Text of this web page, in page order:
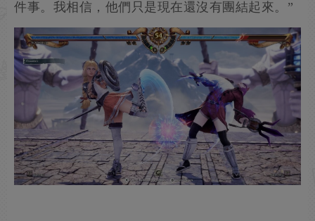
件事。我相信，他們只是現在還沒有團結起來。”